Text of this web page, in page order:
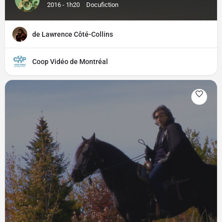
2016 - 1h20 Docufiction
de Lawrence Côté-Collins
Coop Vidéo de Montréal